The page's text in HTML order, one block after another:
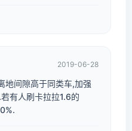
2019-06-28
地间隙高于同类车,加强
有人刷卡拉拉1.6的